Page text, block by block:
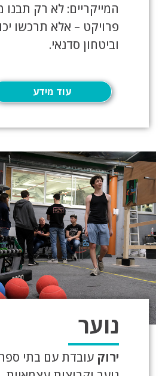
המייקריים: לא רק תבנו
פרויקט – אלא תרכשו
וביטחון סדנאי.
עוד מידע
נוער
ירוק עובדת עם בתי